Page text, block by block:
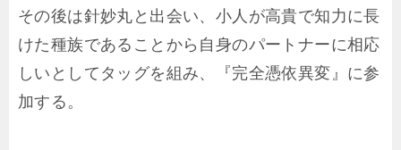
その後は針妙丸と出会い、小人が高貴で知力に長
けた種族であることから自身のパートナーに相応
しいとしてタッグを組み、『完全憑依異変』に参
加する。